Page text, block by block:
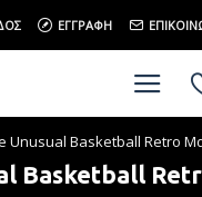
ΕΓΓΡΑΦΉ
Unusual Basketball Retro
Basketball